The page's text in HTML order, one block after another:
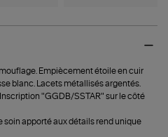
Empiècement étoile en cuir
blanc. Lacets métallisés argentés.
"GGDB/SSTAR" sur le côté
soin apporté aux détails rend unique